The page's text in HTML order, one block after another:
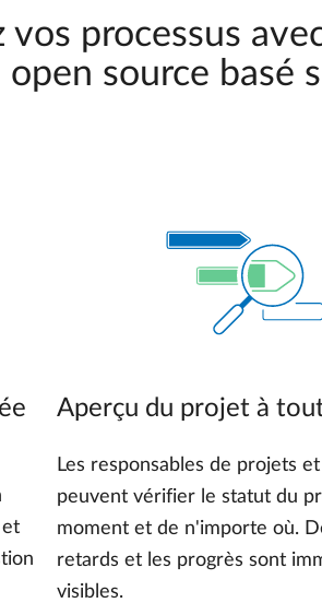
vos processus
open source basé
Aperçu du projet à
Les responsables de projets
peuvent vérifier le statut du
moment et de n'importe où.
retards et les progrès sont
visibles.